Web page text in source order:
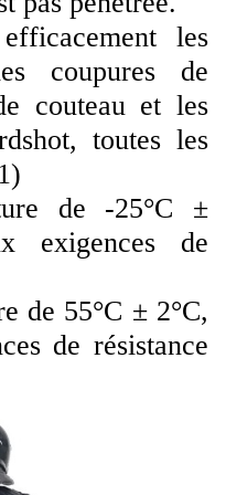
les
coupures de
couteau et les
toutes les
de -25°C ±
exigences de
de 55°C ± 2°C,
de résistance